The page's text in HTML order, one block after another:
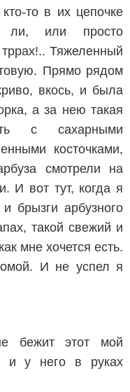
то в их цепочке
ли, или просто
Тяжеленный
Прямо рядом
вкось, и была
а за нею такая
с сахарными
косточками,
смотрели на
И вот тут, когда я
брызги арбузного
такой свежий и
мне хочется есть.
И не успел я
бежит этот мой
и у него в руках